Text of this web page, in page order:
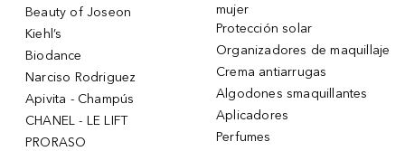
Beauty of Joseon
Kiehl’s
Biodance
Narciso Rodriguez
Apivita - Champús
CHANEL - LE LIFT
PRORASO
mujer
Protección solar
Organizadores de maquillaje
Crema antiarrugas
Algodones smaquillantes
Aplicadores
Perfumes